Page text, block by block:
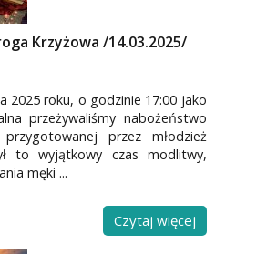
Krzyżowa /14.03.2025/
2025 roku, o godzinie 17:00 jako
przeżywaliśmy nabożeństwo
przez młodzież
to wyjątkowy czas modlitwy,
męki ...
Czytaj więcej